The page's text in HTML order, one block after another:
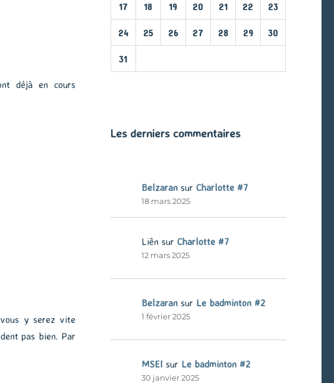
déjà en cours
vous y serez vite
pas bien. Par
17 18 19 20 21 22 23
24 25 26 27 28 29 30
31
Les derniers commentaires
Belzaransur Charlotte #7
18 mars 2025
Liên sur Charlotte #7
12 mars 2025
Belzaransur Le badminton #2
1 février 2025
MSEIsur Le badminton #2
30 janvier 2025